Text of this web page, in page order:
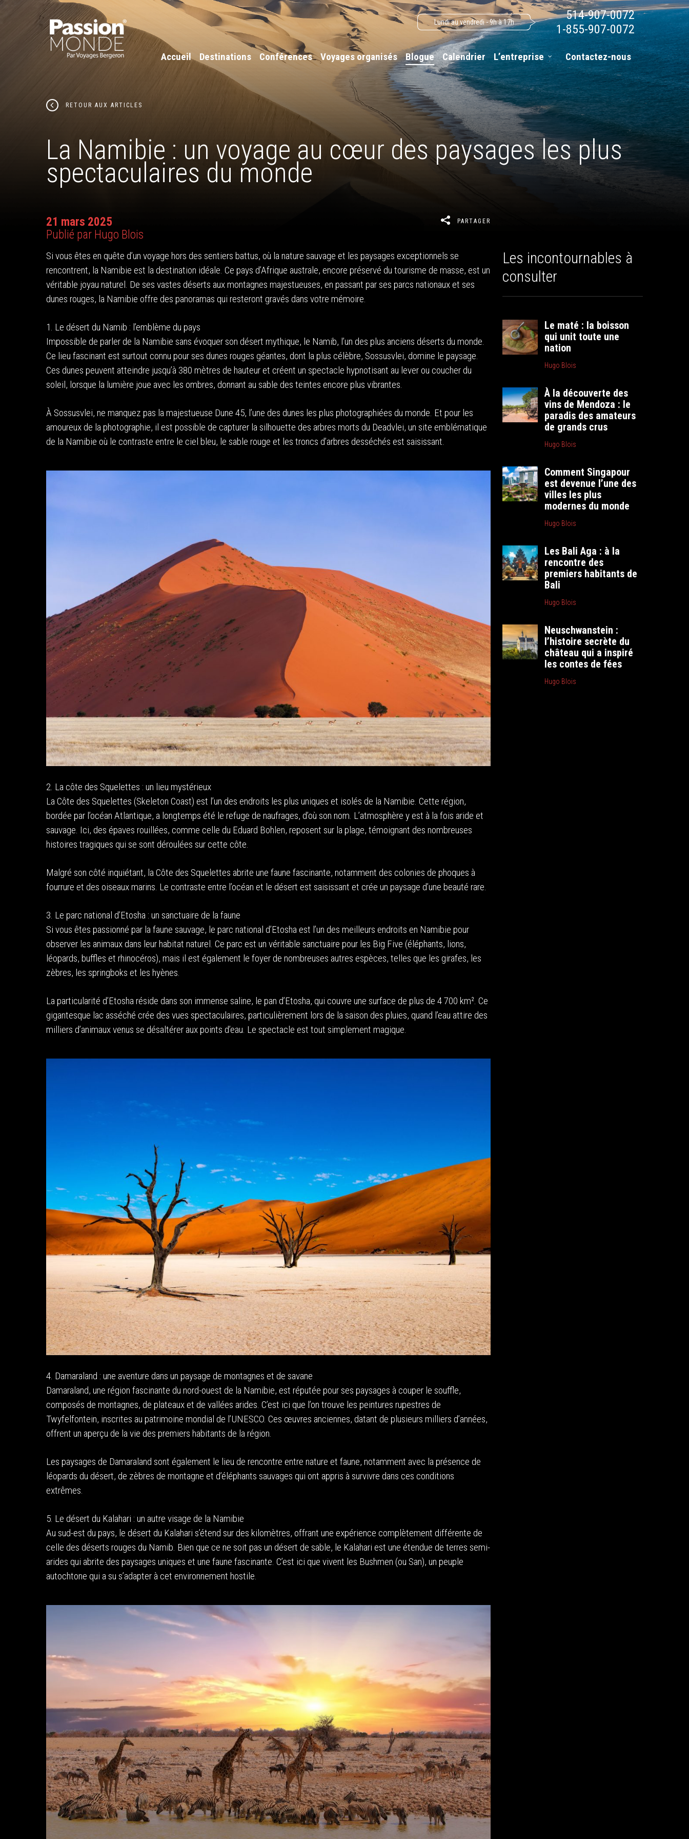
Lundi au vendredi - 9h à 17h
514-907-0072
1-855-907-0072
Accueil Destinations Conférences Voyages organisés Blogue Calendrier L’entreprise Contactez-nous
RETOUR AUX ARTICLES
La Namibie : un voyage au cœur des paysages les plus
spectaculaires du monde
21 mars 2025
Publié par Hugo Blois
PARTAGER
Si vous êtes en quête d’un voyage hors des sentiers battus, où la nature sauvage et les paysages exceptionnels se
rencontrent, la Namibie est la destination idéale. Ce pays d’Afrique australe, encore préservé du tourisme de masse, est un
véritable joyau naturel. De ses vastes déserts aux montagnes majestueuses, en passant par ses parcs nationaux et ses
dunes rouges, la Namibie offre des panoramas qui resteront gravés dans votre mémoire.
1. Le désert du Namib : l’emblème du pays
Impossible de parler de la Namibie sans évoquer son désert mythique, le Namib, l’un des plus anciens déserts du monde.
Ce lieu fascinant est surtout connu pour ses dunes rouges géantes, dont la plus célèbre, Sossusvlei, domine le paysage.
Ces dunes peuvent atteindre jusqu’à 380 mètres de hauteur et créent un spectacle hypnotisant au lever ou coucher du
soleil, lorsque la lumière joue avec les ombres, donnant au sable des teintes encore plus vibrantes.
À Sossusvlei, ne manquez pas la majestueuse Dune 45, l’une des dunes les plus photographiées du monde. Et pour les
amoureux de la photographie, il est possible de capturer la silhouette des arbres morts du Deadvlei, un site emblématique
de la Namibie où le contraste entre le ciel bleu, le sable rouge et les troncs d’arbres desséchés est saisissant.
2. La côte des Squelettes : un lieu mystérieux
La Côte des Squelettes (Skeleton Coast) est l’un des endroits les plus uniques et isolés de la Namibie. Cette région,
bordée par l’océan Atlantique, a longtemps été le refuge de naufrages, d’où son nom. L’atmosphère y est à la fois aride et
sauvage. Ici, des épaves rouillées, comme celle du Eduard Bohlen, reposent sur la plage, témoignant des nombreuses
histoires tragiques qui se sont déroulées sur cette côte.
Malgré son côté inquiétant, la Côte des Squelettes abrite une faune fascinante, notamment des colonies de phoques à
fourrure et des oiseaux marins. Le contraste entre l’océan et le désert est saisissant et crée un paysage d’une beauté rare.
3. Le parc national d’Etosha : un sanctuaire de la faune
Si vous êtes passionné par la faune sauvage, le parc national d’Etosha est l’un des meilleurs endroits en Namibie pour
observer les animaux dans leur habitat naturel. Ce parc est un véritable sanctuaire pour les Big Five (éléphants, lions,
léopards, buffles et rhinocéros), mais il est également le foyer de nombreuses autres espèces, telles que les girafes, les
zèbres, les springboks et les hyènes.
La particularité d’Etosha réside dans son immense saline, le pan d’Etosha, qui couvre une surface de plus de 4 700 km². Ce
gigantesque lac asséché crée des vues spectaculaires, particulièrement lors de la saison des pluies, quand l’eau attire des
milliers d’animaux venus se désaltérer aux points d’eau. Le spectacle est tout simplement magique.
4. Damaraland : une aventure dans un paysage de montagnes et de savane
Damaraland, une région fascinante du nord-ouest de la Namibie, est réputée pour ses paysages à couper le souffle,
composés de montagnes, de plateaux et de vallées arides. C’est ici que l’on trouve les peintures rupestres de
Twyfelfontein, inscrites au patrimoine mondial de l’UNESCO. Ces œuvres anciennes, datant de plusieurs milliers d’années,
offrent un aperçu de la vie des premiers habitants de la région.
Les paysages de Damaraland sont également le lieu de rencontre entre nature et faune, notamment avec la présence de
léopards du désert, de zèbres de montagne et d’éléphants sauvages qui ont appris à survivre dans ces conditions
extrêmes.
5. Le désert du Kalahari : un autre visage de la Namibie
Au sud-est du pays, le désert du Kalahari s’étend sur des kilomètres, offrant une expérience complètement différente de
celle des déserts rouges du Namib. Bien que ce ne soit pas un désert de sable, le Kalahari est une étendue de terres semi-
arides qui abrite des paysages uniques et une faune fascinante. C’est ici que vivent les Bushmen (ou San), un peuple
autochtone qui a su s’adapter à cet environnement hostile.
Les incontournables à
consulter
Le maté : la boisson
qui unit toute une
nation
Hugo Blois
À la découverte des
vins de Mendoza : le
paradis des amateurs
de grands crus
Hugo Blois
Comment Singapour
est devenue l’une des
villes les plus
modernes du monde
Hugo Blois
Les Bali Aga : à la
rencontre des
premiers habitants de
Bali
Hugo Blois
Neuschwanstein :
l’histoire secrète du
château qui a inspiré
les contes de fées
Hugo Blois